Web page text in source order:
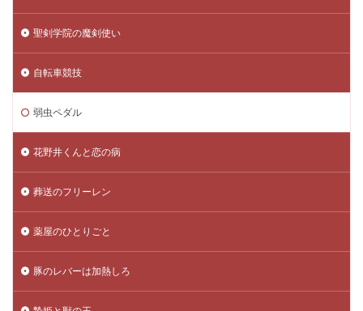
聖剣学院の魔剣使い
自転車競技
弱虫ペダル
花野井くんと恋の病
葬送のフリーレン
薬屋のひとりごと
豚のレバーは加熱しろ